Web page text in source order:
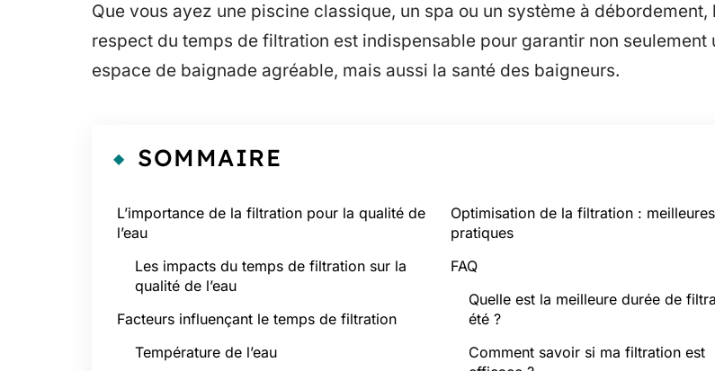
Que vous ayez une piscine classique, un spa ou un système à débordement,
respect du temps de filtration est indispensable pour garantir non seulement
espace de baignade agréable, mais aussi la santé des baigneurs.
SOMMAIRE
L’importance de la filtration pour la qualité de
l’eau
Les impacts du temps de filtration sur la
qualité de l’eau
Facteurs influençant le temps de filtration
Température de l’eau
Optimisation de la filtration : meilleures
pratiques
FAQ
Quelle est la meilleure durée de
été ?
Comment savoir si ma filtration est